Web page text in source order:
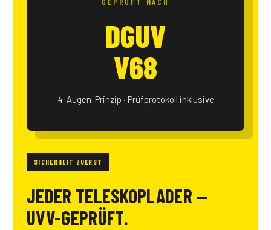
DGUV
V68
4-Augen-Prinzip · Prüfprotokoll inklusive
SICHERHEIT ZUERST
JEDER TELESKOPLADER —
UVV-GEPRÜFT.